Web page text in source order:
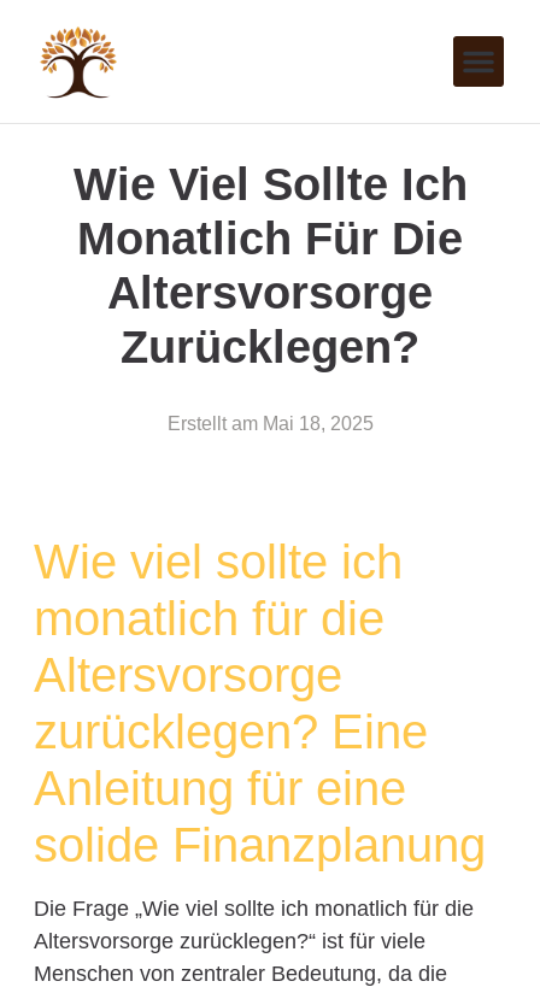
Wie Viel Sollte Ich
Monatlich Für Die
Altersvorsorge
Zurücklegen?
Erstellt am Mai 18, 2025
Wie viel sollte ich
monatlich für die
Altersvorsorge
zurücklegen? Eine
Anleitung für eine
solide Finanzplanung
Die Frage „Wie viel sollte ich monatlich für die
Altersvorsorge zurücklegen?“ ist für viele
Menschen von zentraler Bedeutung, da die